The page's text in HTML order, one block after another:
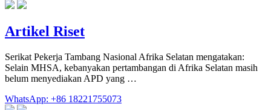
Artikel Riset
Serikat Pekerja Tambang Nasional Afrika Selatan mengatakan:
Selain MHSA, kebanyakan pertambangan di Afrika Selatan masih
belum menyediakan APD yang …
WhatsApp: +86 18221755073